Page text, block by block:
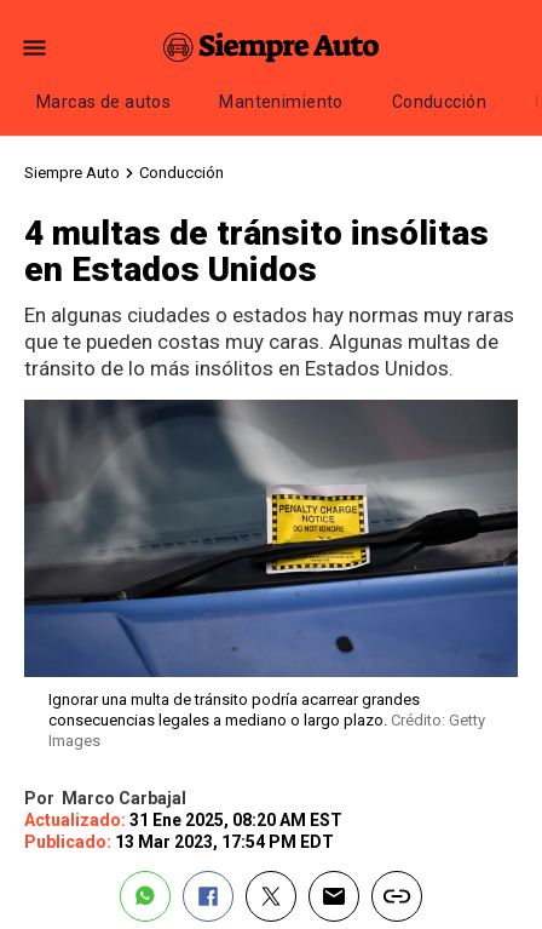
Marcas de autos Mantenimiento Conducción
Siempre Auto Conducción
4 multas de tránsito insólitas
en Estados Unidos
En algunas ciudades o estados hay normas muy raras
que te pueden costas muy caras. Algunas multas de
tránsito de lo más insólitos en Estados Unidos.
Ignorar una multa de tránsito podría acarrear grandes
consecuencias legales a mediano o largo plazo. Crédito: Getty
Images
Por
Marco Carbajal
Actualizado: 31 Ene 2025, 08:20 AM EST
Publicado: 13 Mar 2023, 17:54 PM EDT